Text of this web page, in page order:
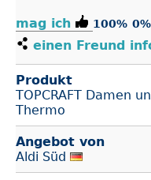
mag ich 100% 0%
einen Freund
Produkt
TOPCRAFT Damen
Thermo
Angebot von
Aldi Süd